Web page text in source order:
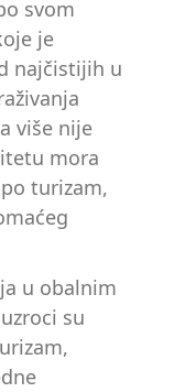
svom
je
najčistijih u
više nije
mora
turizam,
u obalnim
su